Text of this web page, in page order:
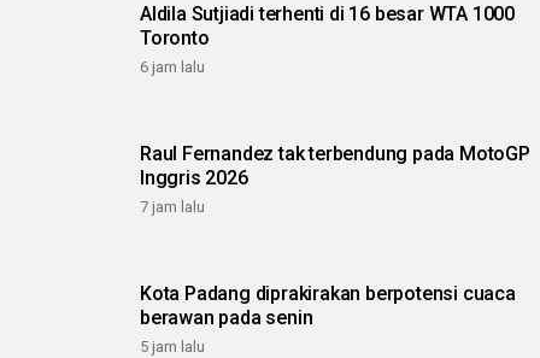
Aldila Sutjiadi terhenti di 16 besar WTA 1000
Toronto
6 jam lalu
Raul Fernandez tak terbendung pada MotoGP
Inggris 2026
7 jam lalu
Kota Padang diprakirakan berpotensi cuaca
berawan pada senin
5 jam lalu